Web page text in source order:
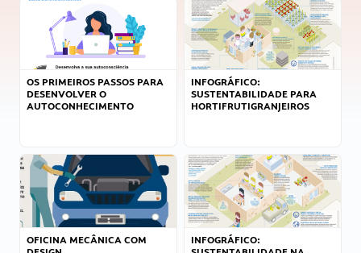
OS PRIMEIROS PASSOS PARA
DESENVOLVER O
AUTOCONHECIMENTO
INFOGRÁFICO:
SUSTENTABILIDADE PARA
HORTIFRUTIGRANJEIROS
OFICINA MECÂNICA COM
INFOGRÁFICO: